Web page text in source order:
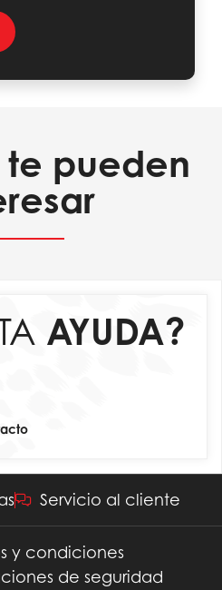
te pueden
AYUDA?
Servicio al cliente
y condiciones
de seguridad